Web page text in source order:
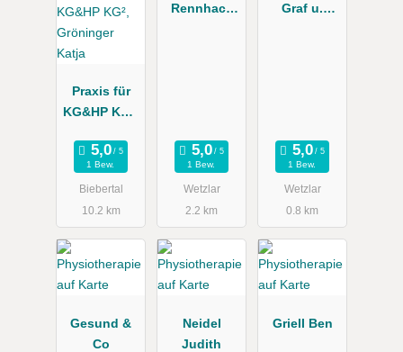
Praxis für
KG&HP KG²,
Katja
1 Bew.
Biebertal
10.2 km
Rennhack
1 Bew.
Wetzlar
2.2 km
Graf u.
1 Bew.
Wetzlar
0.8 km
Gesund &
Co
Neidel
Judith
Griell Ben